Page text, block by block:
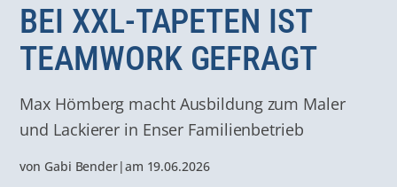
BEI XXL-TAPETEN IST
TEAMWORK GEFRAGT
Max Hömberg macht Ausbildung zum Maler
und Lackierer in Enser Familienbetrieb
von Gabi Bender|am 19.06.2026